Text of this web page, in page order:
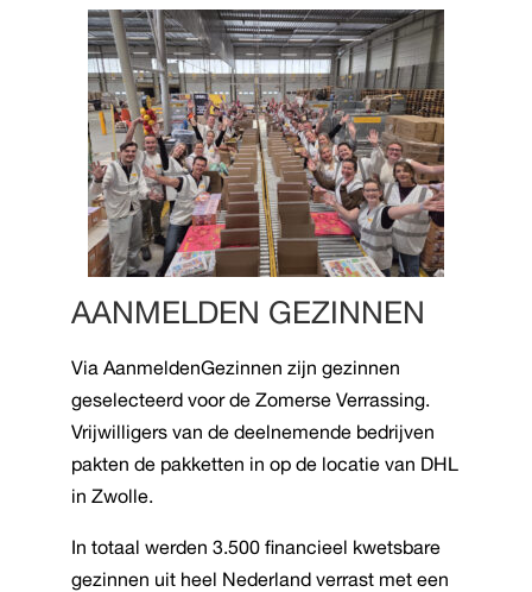
AANMELDEN GEZINNEN
Via AanmeldenGezinnen zijn gezinnen
geselecteerd voor de Zomerse Verrassing.
Vrijwilligers van de deelnemende bedrijven
pakten de pakketten in op de locatie van DHL
in Zwolle.
In totaal werden 3.500 financieel kwetsbare
gezinnen uit heel Nederland verrast met een